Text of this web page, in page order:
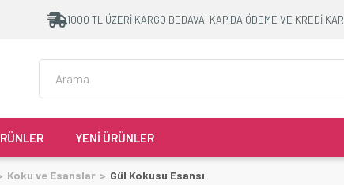
1000 TL ÜZERİ KARGO BEDAVA! KAPIDA ÖDEME VE KREDİ
YENİ ÜRÜNLER
Koku ve Esanslar Gül Kokusu Esansı